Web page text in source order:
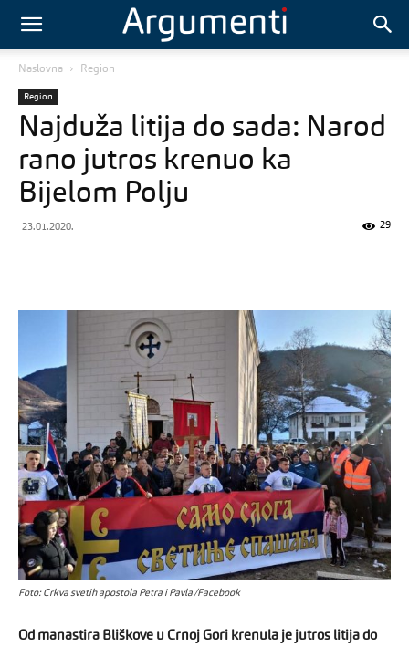
Naslovna Region
Region
Najduža litija do sada: Narod
rano jutros krenuo ka
Bijelom Polju
23.01.2020. 29
Foto: Crkva svetih apostola Petra i Pavla/Facebook
Od manastira Bliškove u Crnoj Gori krenula je jutros litija do